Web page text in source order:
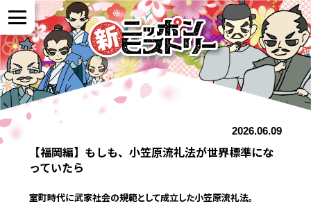
NEWS
2026.06.09
【福岡編】もしも、小笠原流礼法が世界標準にな
っていたら
室町時代に武家社会の規範として成立した小笠原流礼法。